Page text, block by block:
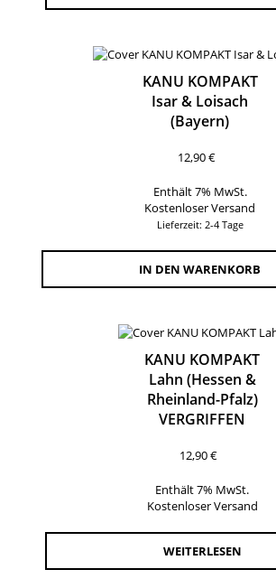
KANU KOMPAKT
Isar & Loisach
(Bayern)
12,90€
Enthält 7% MwSt.
Kostenloser Versand
Lieferzeit: 2-4 Tage
IN DEN WARENKORB
KANU KOMPAKT
Lahn (Hessen &
Rheinland-Pfalz)
VERGRIFFEN
12,90€
Enthält 7% MwSt.
Kostenloser Versand
WEITERLESEN